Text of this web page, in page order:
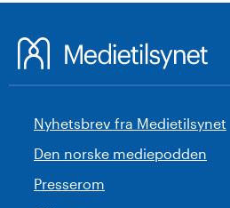
Nyhetsbrev fra Medietilsynet
Den norske mediepodden
Presserom